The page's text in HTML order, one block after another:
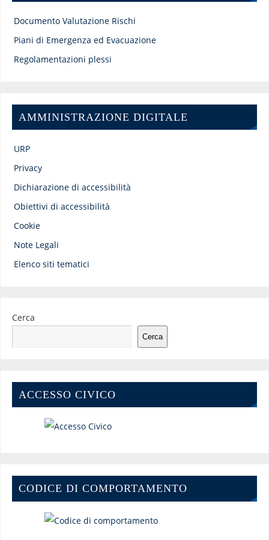
Documento Valutazione Rischi
Piani di Emergenza ed Evacuazione
Regolamentazioni plessi
AMMINISTRAZIONE DIGITALE
URP
Privacy
Dichiarazione di accessibilità
Obiettivi di accessibilità
Cookie
Note Legali
Elenco siti tematici
Cerca
Cerca
ACCESSO CIVICO
CODICE DI COMPORTAMENTO